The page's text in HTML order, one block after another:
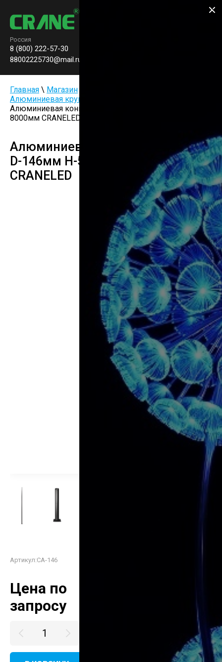
Россия
8 (800) 222-57-30
88002225730@mail.ru
Главная \ Магазин
Алюминиевая круглоконическая опора CA-1
Алюминиевая коническая опора D-146мм H-5000-
8000мм CRANELED
Алюминиевая коническая опора
D-146мм H-5000-8000мм
CRANELED
Артикул:CA-146
Цена по
запросу